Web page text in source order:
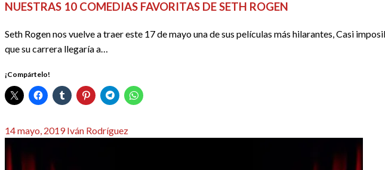
NUESTRAS 10 COMEDIAS FAVORITAS DE SETH ROGEN
Seth Rogen nos vuelve a traer este 17 de mayo una de sus películas más hilarantes, Casi
que su carrera llegaría a…
¡Compártelo!
Publicado
el
14 mayo, 2019 Iván Rodríguez